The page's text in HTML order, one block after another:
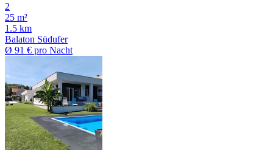
2
25 m²
1.5 km
Balaton Südufer
Ø 91 € pro Nacht